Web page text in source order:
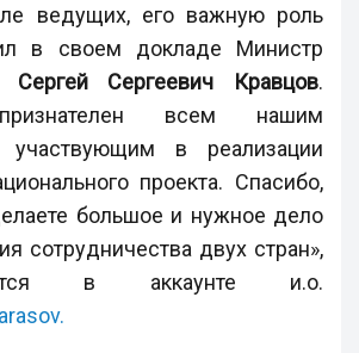
ведущих, его важную роль
в своем докладе Министр
Сергей Сергеевич Кравцов.
всем нашим
участвующим в реализации
проекта. Спасибо,
большое и нужное дело
сотрудничества двух стран»,
в аккаунте и.о.